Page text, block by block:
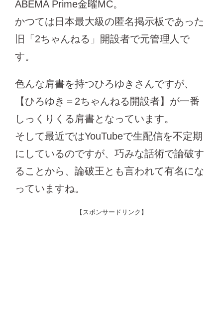
ABEMA Prime金曜MC。
かつては日本最大級の匿名掲示板であった
旧「2ちゃんねる」開設者で元管理人で
す。
色んな肩書を持つひろゆきさんですが、
【ひろゆき＝2ちゃんねる開設者】が一番
しっくりくる肩書となっています。
そして最近ではYouTubeで生配信を不定期
にしているのですが、巧みな話術で論破す
ることから、論破王とも言われて有名にな
っていますね。
【スポンサードリンク】